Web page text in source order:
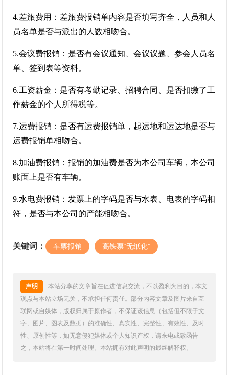
4.差旅费用：差旅费报销单内容是否填写齐全，人员和人
员名单是否与派出的人数相吻合。
5.会议费报销：是否有会议通知、会议议题、参会人员名
单、签到表等资料。
6.工资薪金：是否有考勤记录、招聘合同、是否扣缴了工
作薪金的个人所得税等。
7.运费报销：是否有运费报销单，起运地和运达地是否与
运费报销单相吻合。
8.加油费报销：报销的加油费是否为本公司车辆，本公司
账面上是否有车辆。
9.水电费报销：发票上的字码是否与水表、电表的字码相
符，是否与本公司的产能相吻合。
关键词： 车票报销 高铁票“无纸化”
声明
本站分享的文章旨在促进信息交流，不以盈利为目的，本文
观点与本站立场无关，不承担任何责任。部分内容文章及图片来自互
联网或自媒体，版权归属于原作者，不保证该信息（包括但不限于文
字、图片、图表及数据）的准确性、真实性、完整性、有效性、及时
性、原创性等，如无意侵犯媒体或个人知识产权，请来电或致函告
之，本站将在第一时间处理。本站拥有对此声明的最终解释权。